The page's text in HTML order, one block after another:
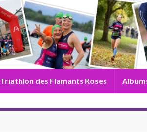
Triathlon des Flamants Roses